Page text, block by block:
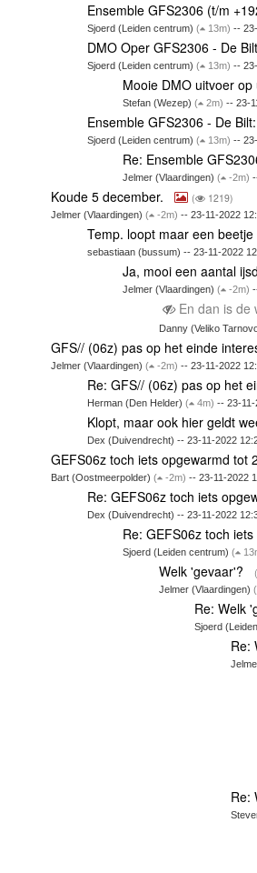
Ensemble GFS2306 (t/m
Sjoerd (Leiden centrum) ( 13m) --
DMO Oper GFS2306 - De
Sjoerd (Leiden centrum) ( 13m) --
Mooie DMO uitvoer
Stefan (Wezep)( 2m) -- 23-
Ensemble GFS2306 - De
Sjoerd (Leiden centrum) ( 13m) --
Re: Ensemble
Jelmer (Vlaardingen)( -2m)
Koude 5 december. ( 1219)
Jelmer (Vlaardingen)( -2m) -- 23-11-2022
Temp. loopt maar een beetje
sebastiaan (bussum) -- 23-11-2022
Ja, mooi een aantal
Jelmer (Vlaardingen)( -2m)
En dan is de
Danny (Veliko
GFS// (06z) pas op het einde
Jelmer (Vlaardingen)( -2m) -- 23-11-2022
Re: GFS// (06z) pas op het
Herman (Den Helder) ( 4m) -- 23-
Klopt, maar ook hier geldt
Dex (Duivendrecht) -- 23-11-2022
GEFS06z toch iets opgewarmd tot
Bart (Oostmeerpolder)( -2m) -- 23-11-2022
Re: GEFS06z toch iets
Dex (Duivendrecht) -- 23-11-2022
Re: GEFS06z toch
Sjoerd (Leiden centrum)(
Welk 'gevaar'? (
Jelmer (Vlaardingen) (
Re: Welk
Sjoerd
Re:
Re: